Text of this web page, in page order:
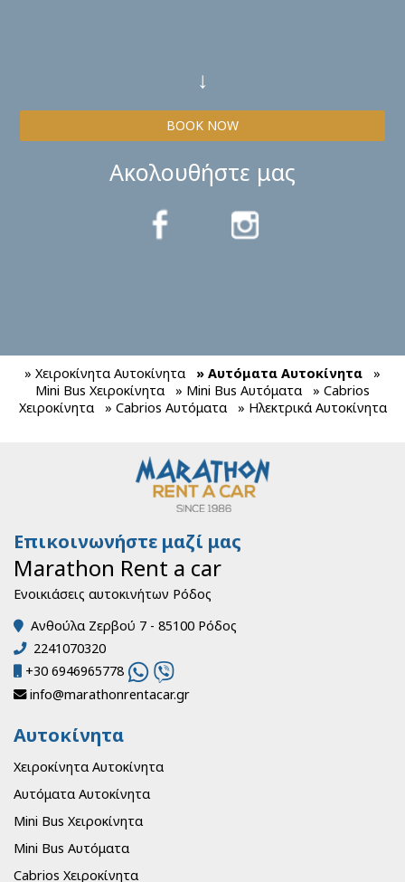
↓
BOOK NOW
Ακολουθήστε μας
» Χειροκίνητα Αυτοκίνητα » Αυτόματα Αυτοκίνητα
»
Mini Bus Χειροκίνητα
» Mini Bus Αυτόματα
» Cabrios
Χειροκίνητα
» Cabrios Αυτόματα » Ηλεκτρικά Αυτοκίνητα
Επικοινωνήστε μαζί μας
Marathon Rent a car
Ενοικιάσεις αυτοκινήτων Ρόδος
Ανθούλα Ζερβού 7 - 85100 Ρόδος
2241070320
+30 6946965778
info@marathonrentacar.gr
Αυτοκίνητα
Χειροκίνητα Αυτοκίνητα
Αυτόματα Αυτοκίνητα
Mini Bus Χειροκίνητα
Mini Bus Αυτόματα
Cabrios Χειροκίνητα